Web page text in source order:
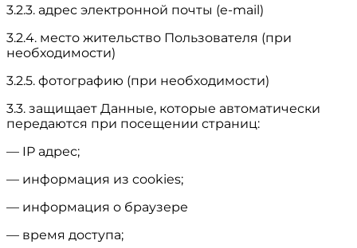
3.2.3. адрес электронной почты (e-mail)
3.2.4. место жительство Пользователя (при
необходимости)
3.2.5. фотографию (при необходимости)
3.3. защищает Данные, которые автоматически
передаются при посещении страниц:
— IP адрес;
— информация из cookies;
— информация о браузере
— время доступа;